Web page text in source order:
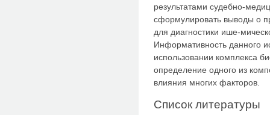
результатами судебно-
сформулировать выводы о
для диагностики ише-
Информативность данного
использовании комплекса
определение одного из
влияния многих факторов.
Список литературы